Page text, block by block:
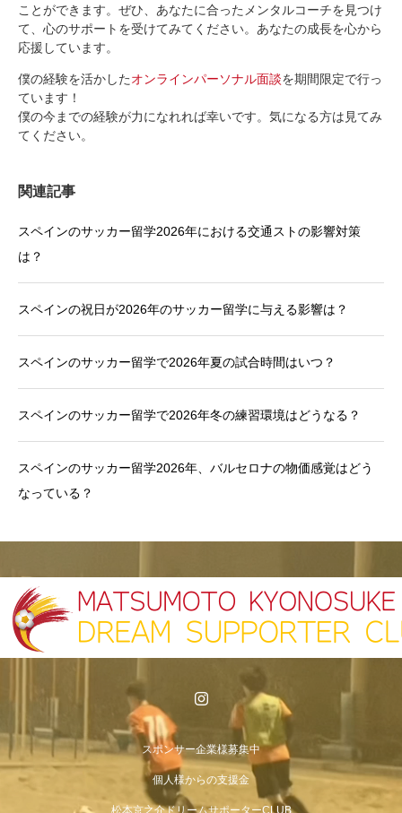
ことができます。ぜひ、あなたに合ったメンタルコーチを見つけ
て、心のサポートを受けてみてください。あなたの成長を心から
応援しています。
僕の経験を活かしたオンラインパーソナル面談を期間限定で行っ
ています！
僕の今までの経験が力になれれば幸いです。気になる方は見てみ
てください。
関連記事
スペインのサッカー留学2026年における交通ストの影響対策
は？
スペインの祝日が2026年のサッカー留学に与える影響は？
スペインのサッカー留学で2026年夏の試合時間はいつ？
スペインのサッカー留学で2026年冬の練習環境はどうなる？
スペインのサッカー留学2026年、バルセロナの物価感覚はどう
なっている？
スポンサー企業様募集中
個人様からの支援金
松本京之介ドリームサポーターCLUB